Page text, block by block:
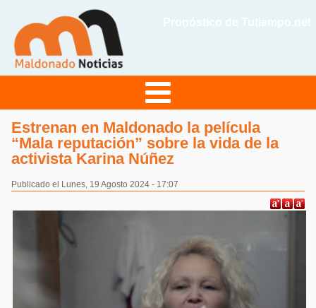
Estrenan en Maldonado la película
“Mala reputación” sobre la vida de la
activista Karina Núñez
Publicado el Lunes, 19 Agosto 2024 - 17:07